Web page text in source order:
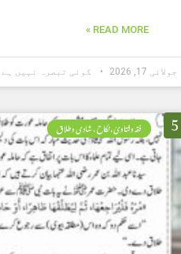
READ MORE »
جولائی 17, 2026 کوئی تبصرہ نہیں ہے۔
5 فقہ وفتاویٰ، نکاح ، شادی وطلاق